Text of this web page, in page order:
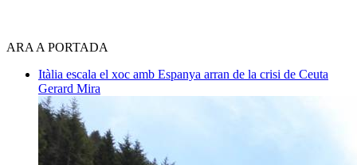
ARA A PORTADA
Itàlia escala el xoc amb Espanya arran de la crisi de Ceuta
Gerard Mira